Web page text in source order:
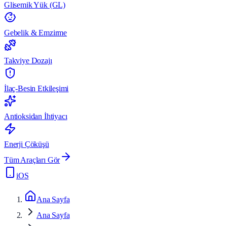
Glisemik Yük (GL)
Gebelik & Emzirme
Takviye Dozajı
İlaç-Besin Etkileşimi
Antioksidan İhtiyacı
Enerji Çöküşü
Tüm Araçları Gör
iOS
Ana Sayfa
Ana Sayfa